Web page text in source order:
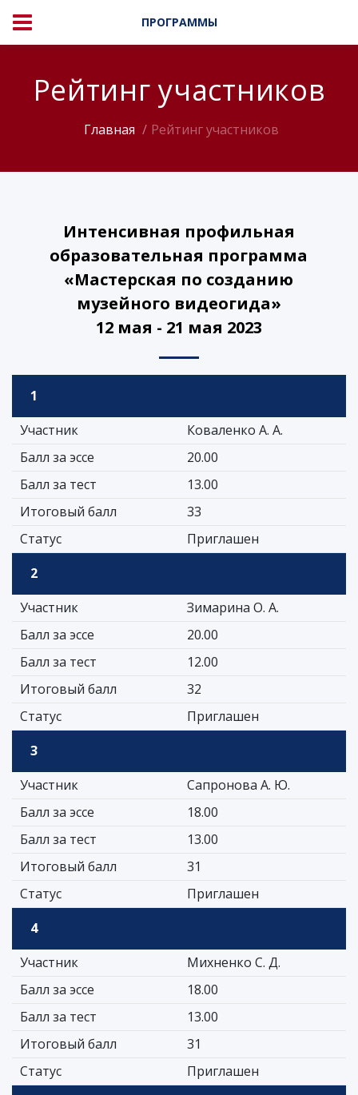
ПРОГРАММЫ
Рейтинг участников
Главная Рейтинг участников
Интенсивная профильная
образовательная программа
«Мастерская по созданию
музейного видеогида»
12 мая - 21 мая 2023
1
Участник
Коваленко А. А.
Балл за эссе
20.00
Балл за тест
13.00
Итоговый балл
33
Статус
Приглашен
2
Участник
Зимарина О. А.
Балл за эссе
20.00
Балл за тест
12.00
Итоговый балл
32
Статус
Приглашен
3
Участник
Сапронова А. Ю.
Балл за эссе
18.00
Балл за тест
13.00
Итоговый балл
31
Статус
Приглашен
4
Участник
Михненко С. Д.
Балл за эссе
18.00
Балл за тест
13.00
Итоговый балл
31
Статус
Приглашен